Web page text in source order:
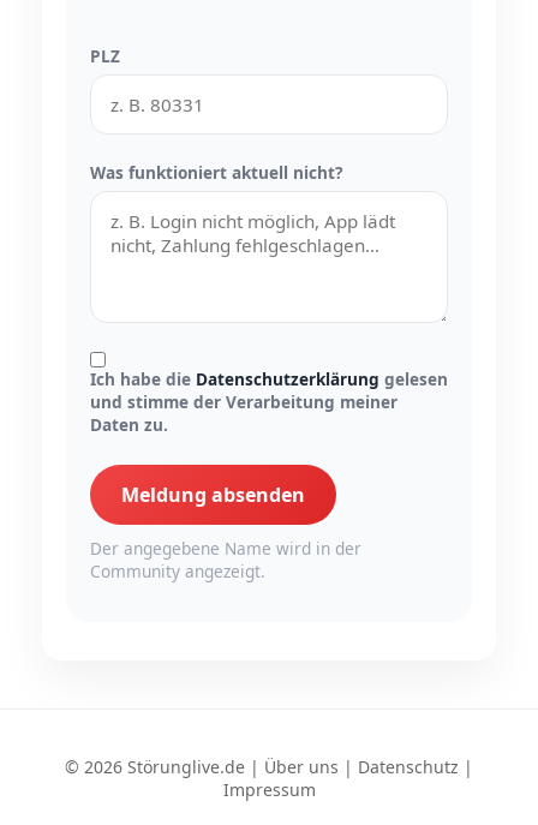
PLZ
Was funktioniert aktuell nicht?
Ich habe die Datenschutzerklärung gelesen
und stimme der Verarbeitung meiner
Daten zu.
Meldung absenden
Der angegebene Name wird in der
Community angezeigt.
© 2026 Störunglive.de | Über uns | Datenschutz |
Impressum